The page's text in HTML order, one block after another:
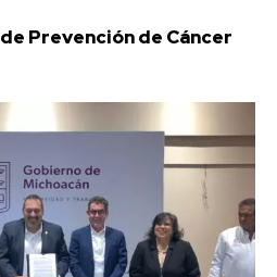
Prevención de Cáncer